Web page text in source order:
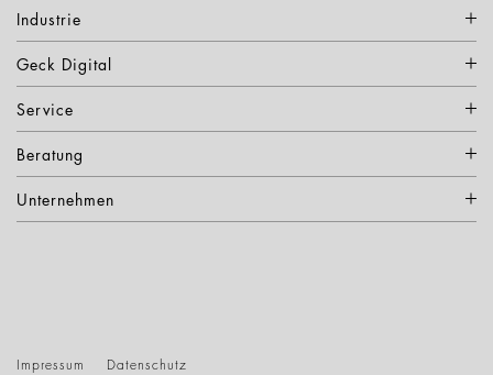
Industrie
Geck Digital
Service
Beratung
Unternehmen
Impressum Datenschutz